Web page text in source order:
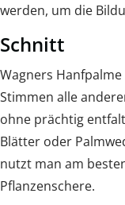
werden, um die
Schnitt
Wagners
Stimmen alle
ohne prächtig
Blätter oder
nutzt man am
Pflanzenschere.